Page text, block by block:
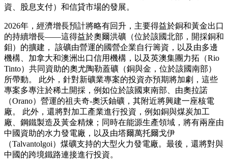
資、股息支付）和信貸市場的發展。
2026年，經濟增長預計將略有回升，主要得益於銅和黃金出口
的持續增長——這得益於奧爾洪礦（位於該國北部，開採銅和
鉬）的擴建， 該礦由營運的國營企業自行籌資，以及由多邊
機構、加拿大和澳洲出口信用機構，以及英澳集團力拓（Rio
Tinto）共同資助的奧尤陶勒蓋礦（銅與金，位於該國南部）
所帶動。 此外，針對新礦業專案的投資亦預期將加劇，這些
專案多專注於稀土開採，例如位於該國東南部、由奧拉諾
（Orano）營運的祖夫奇-奧沃鈾礦，其附近將興建一座核電
廠。 此外，還將對加工產業進行投資，例如銅與煤炭加工
廠、鋼鐵製造及黃金精煉；同時在能源生產領域，將有兩座由
中國資助的水力發電廠，以及由塔爾萬托爾戈伊
（Talvantolgoi）煤礦支持的大型火力發電廠。最後，還將對與
中國的跨境鐵路連接進行投資。